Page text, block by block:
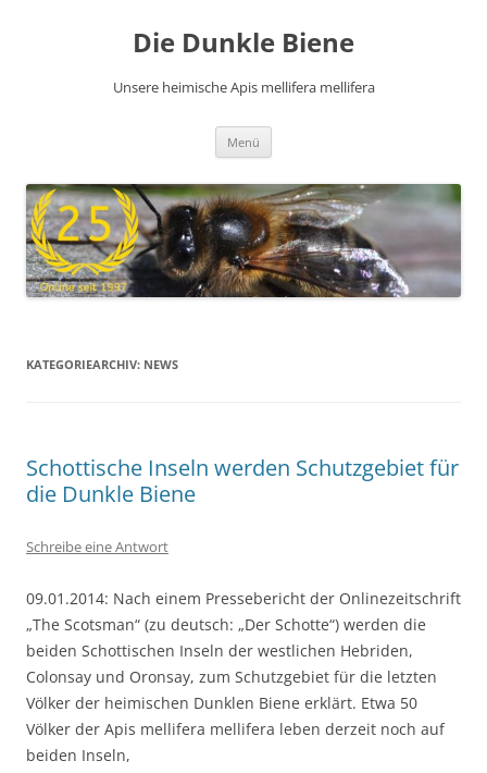
Die Dunkle Biene
Unsere heimische Apis mellifera mellifera
Menü
KATEGORIEARCHIV: NEWS
Schottische Inseln werden Schutzgebiet für
die Dunkle Biene
Schreibe eine Antwort
09.01.2014: Nach einem Pressebericht der Onlinezeitschrift
„The Scotsman“ (zu deutsch: „Der Schotte“) werden die
beiden Schottischen Inseln der westlichen Hebriden,
Colonsay und Oronsay, zum Schutzgebiet für die letzten
Völker der heimischen Dunklen Biene erklärt. Etwa 50
Völker der Apis mellifera mellifera leben derzeit noch auf
beiden Inseln,